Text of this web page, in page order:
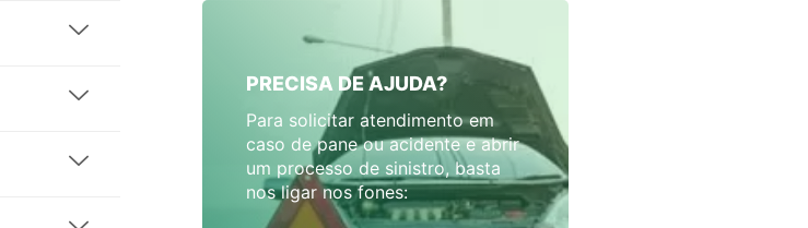
PRECISA DE AJUDA?
Para solicitar atendimento em
caso de pane ou acidente e abrir
um processo de sinistro, basta
nos ligar nos fones: